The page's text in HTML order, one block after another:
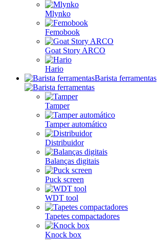
Mlynko
Femobook
Goat Story ARCO
Hario
Barista ferramentas
Tamper
Tamper automático
Distribuidor
Balanças digitais
Puck screen
WDT tool
Tapetes compactadores
Knock box